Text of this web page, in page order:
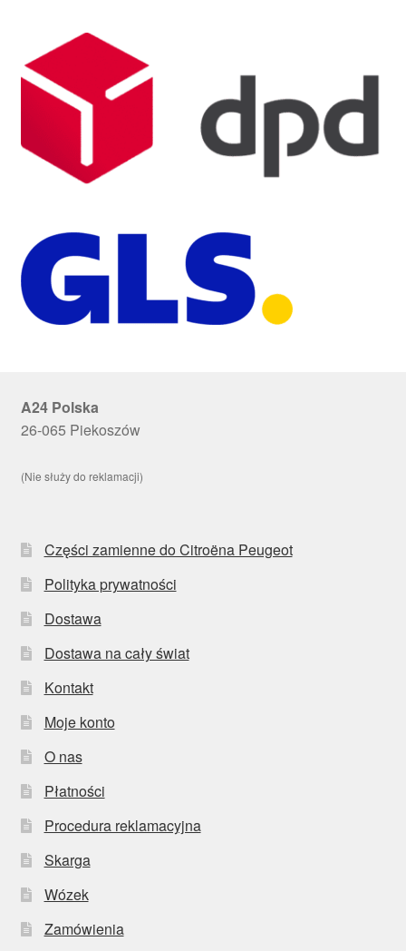
A24 Polska
26-065 Piekoszów
(Nie służy do reklamacji)
Części zamienne do Citroëna Peugeot
Polityka prywatności
Dostawa
Dostawa na cały świat
Kontakt
Moje konto
O nas
Płatności
Procedura reklamacyjna
Skarga
Wózek
Zamówienia